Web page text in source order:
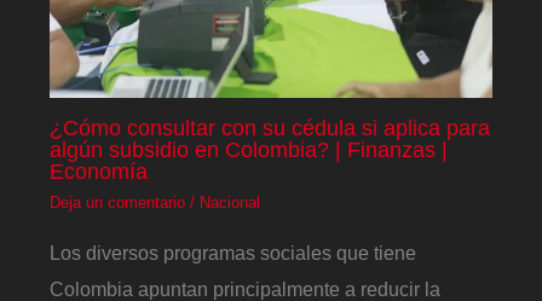
¿Cómo consultar con su cédula si aplica para
algún subsidio en Colombia? | Finanzas |
Economía
Deja un comentario / Nacional
Los diversos programas sociales que tiene
Colombia apuntan principalmente a reducir la